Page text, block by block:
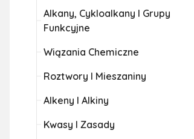
Alkany, Cykloalkany I Grupy
Funkcyjne
Wiązania Chemiczne
Roztwory I Mieszaniny
Alkeny I Alkiny
Kwasy I Zasady